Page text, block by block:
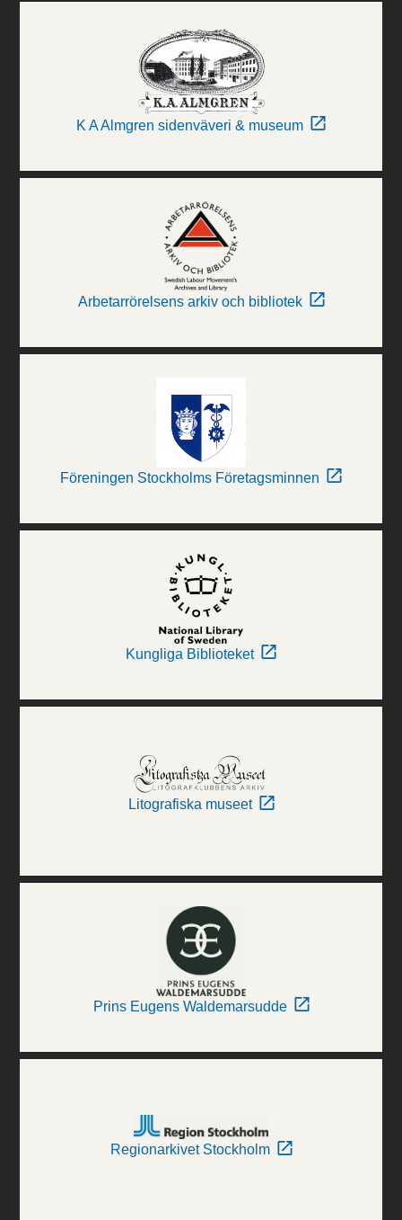
K A Almgren sidenväveri & museum
Arbetarrörelsens arkiv och bibliotek
Föreningen Stockholms Företagsminnen
Kungliga Biblioteket
Litografiska museet
Prins Eugens Waldemarsudde
Regionarkivet Stockholm